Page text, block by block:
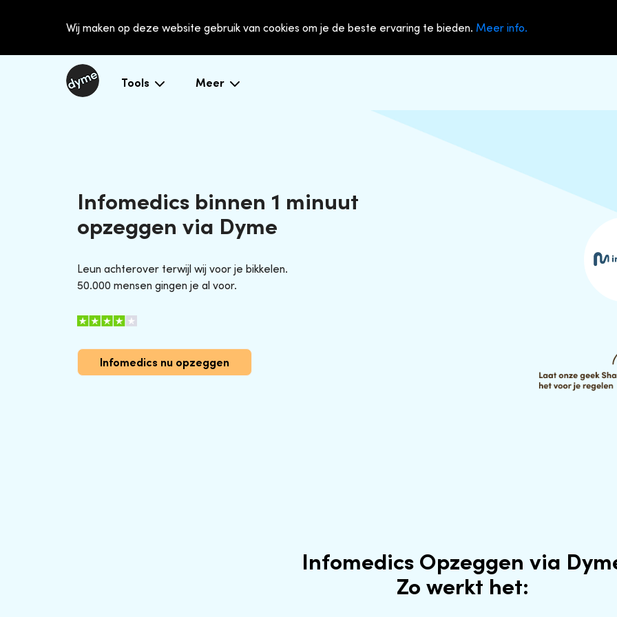
Wij maken op deze website gebruik van cookies om je de beste ervaring te bieden. Meer info.
Tools Meer
Infomedics binnen 1 minuut
opzeggen via Dyme
Leun achterover terwijl wij voor je bikkelen.
50.000 mensen gingen je al voor.
Infomedics nu opzeggen
Infomedics Opzeggen via
Zo werkt het: